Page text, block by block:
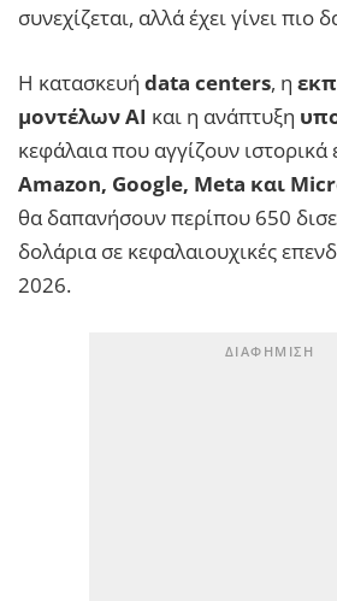
συνεχίζεται, αλλά έχει γίνει πιο
Η κατασκευή data centers, η
μοντέλων AI και η ανάπτυξη
κεφάλαια που αγγίζουν
Amazon, Google, Meta και
θα δαπανήσουν περίπου 650
δολάρια σε κεφαλαιουχικές
2026.